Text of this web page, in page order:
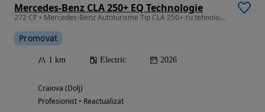
Mercedes-Benz CLA 250+ EQ Technologie
272 CP • Mercedes-Benz Autoturisme Tip CLA 250+ cu tehnologie EQ
Promovat
1 km Electric 2026
Craiova (Dolj)
Profesionist • Reactualizat